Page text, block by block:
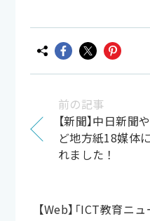
前の記事
【新聞】中日新
ど地方紙18媒体
れました！
【Web】「ICT教育ニ